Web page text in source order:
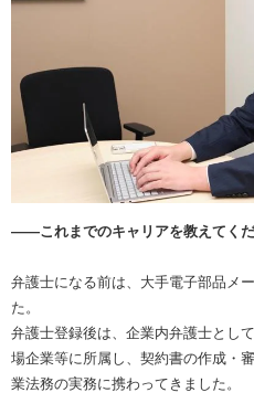
――これまでのキャリアを教えてくだ
弁護士になる前は、大手電子部品メ
た。
弁護士登録後は、企業内弁護士とし
場企業等に所属し、契約書の作成・
業法務の実務に携わってきました。